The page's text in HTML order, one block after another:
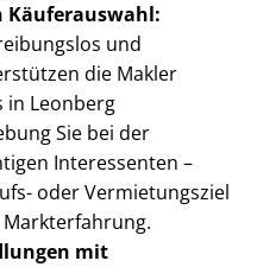
Käuferauswahl:
und
die Makler
in Leonberg
Sie bei der
Interessenten –
oder Vermietungsziel
mit